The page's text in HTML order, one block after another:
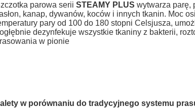
parowa serii STEAMY PLUS wytwarza parę,
kanap, dywanów, koców i innych tkanin. Moc
pary od 100 do 180 stopni Celsjusza,
dezynfekuje wszystkie tkaniny z bakterii,
w pionie
w porównaniu do tradycyjnego systemu